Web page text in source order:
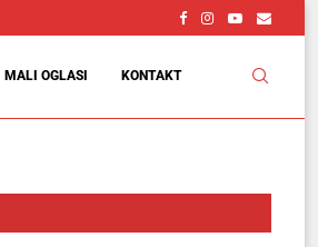
MALI OGLASI KONTAKT